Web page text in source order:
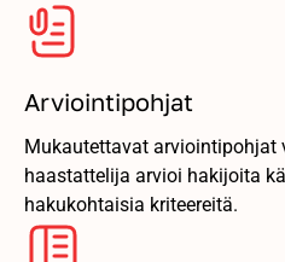
Arviointipohjat
Mukautettavat arviointipohjat
haastattelija arvioi hakijoita
hakukohtaisia kriteereitä.